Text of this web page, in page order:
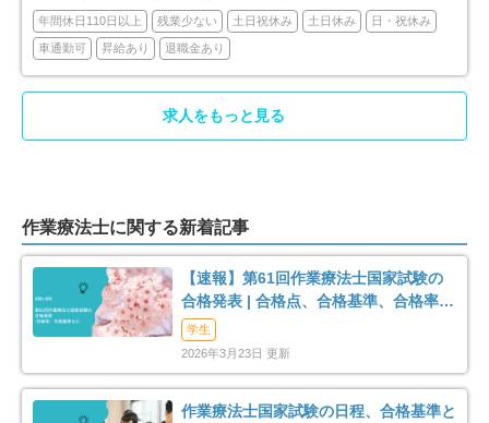
妙高市 2 五泉市 2
上越市
魚沼市
北蒲原郡聖籠町 2
南蒲原郡田上町 1 東蒲原郡阿賀町 2
南魚沼郡湯沢町 2
年間休日110日以上 残業少ない 土日祝休み 土日休み 日・祝休み
車通勤可 昇給あり 退職金あり
求人をもっと見る
作業療法士に関する新着記事
【速報】第61回作業療法士国家試験の
合格発表 | 合格点、合格基準、合格率
（2026年）
学生
2026年3月23日 更新
作業療法士国家試験の日程、合格基準と